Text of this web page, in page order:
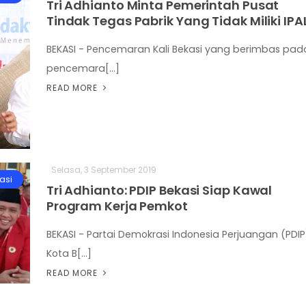
Tri Adhianto Minta Pemerintah Pusat
Tindak Tegas Pabrik Yang Tidak Miliki
BEKASI - Pencemaran Kali Bekasi yang berimbas
pencemara[...]
READ MORE
Selasa, 3 September 2019
Tri Adhianto: PDIP Bekasi Siap Kawal
Program Kerja Pemkot
BEKASI - Partai Demokrasi Indonesia Perjuangan
Kota B[...]
READ MORE